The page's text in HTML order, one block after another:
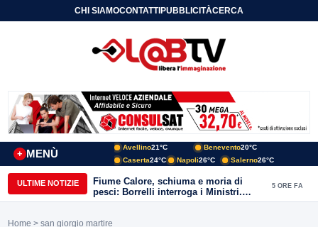
CHI SIAMOCONTATTIPUBBLICITÀCERCA
MENÙ
+
Avellino21°C Benevento20°C
Caserta24°C Napoli26°C Salerno26°C
ULTIME NOTIZIE
Fiume Calore, schiuma e moria di
pesci: Borrelli interroga i Ministri.
“Benevento paga l’assenza del
5 ORE FA
Home > san giorgio martire